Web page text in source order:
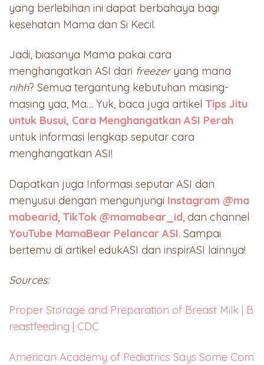
yang berlebihan ini dapat berbahaya bagi
kesehatan Mama dan Si Kecil.
Jadi, biasanya Mama pakai cara
menghangatkan ASI dari freezeryang mana
nihh? Semua tergantung kebutuhan masing-
masing yaa, Ma… Yuk, baca juga artikel Tips Jitu
untuk Busui, Cara Menghangatkan ASI Perah
untuk informasi lengkap seputar cara
menghangatkan ASI!
Dapatkan juga Informasi seputar ASI dan
menyusui dengan mengunjungi Instagram @ma
mabearid, TikTok @mamabear_id, dan channel
YouTube MamaBear Pelancar ASI. Sampai
bertemu di artikel edukASI dan inspirASI lainnya!
Sources:
Proper Storage and Preparation of Breast Milk | B
reastfeeding | CDC
American Academy of Pediatrics Says Some Com